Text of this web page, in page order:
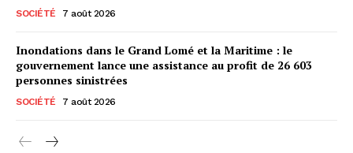
SOCIÉTÉ 7 août 2026
Inondations dans le Grand Lomé et la Maritime : le
gouvernement lance une assistance au profit de 26 603
personnes sinistrées
SOCIÉTÉ 7 août 2026